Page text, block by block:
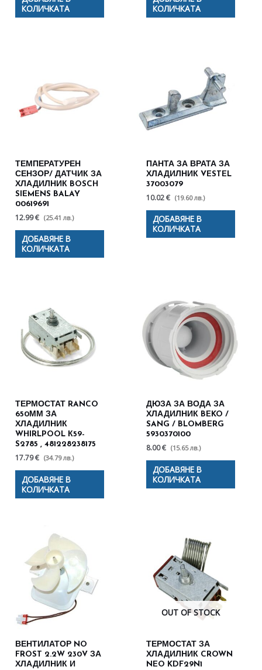
КОЛИЧКАТА
КОЛИЧКАТА
ТЕМПЕРАТУРЕН
СЕНЗОР/ ДАТЧИК ЗА
ХЛАДИЛНИК BOSCH
SIEMENS BALAY
00619691
12.99 € (25.41 лв.)
ДОБАВЯНЕ В
КОЛИЧКАТА
ПАНТА ЗА ВРАТА ЗА
ХЛАДИЛНИК VESTEL
37003079
10.02 € (19.60 лв.)
ДОБАВЯНЕ В
КОЛИЧКАТА
ТЕРМОСТАТ RANCO
650ММ ЗА
ХЛАДИЛНИК
WHIRLPOOL К59-
S2785 , 481228238175
17.79 € (34.79 лв.)
ДОБАВЯНЕ В
КОЛИЧКАТА
ДЮЗА ЗА ВОДА ЗА
ХЛАДИЛНИК BEKO /
SANG / BLOMBERG
5930370100
8.00 € (15.65 лв.)
ДОБАВЯНЕ В
КОЛИЧКАТА
ВЕНТИЛАТОР NO
FROST 2.2W 230V ЗА
ХЛАДИЛНИК И
OUT OF STOCK
ТЕРМОСТАТ ЗА
ХЛАДИЛНИК CROWN
NEO KDF29N1